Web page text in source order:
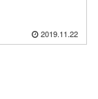
2019.11.22